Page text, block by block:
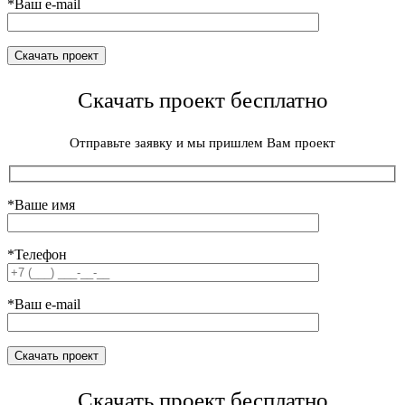
*Ваш e-mail
Скачать проект бесплатно
Отправьте заявку и мы пришлем Вам проект
*Ваше имя
*Телефон
*Ваш e-mail
Скачать проект бесплатно